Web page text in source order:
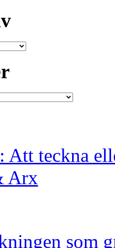
Att teckna
Arx
som